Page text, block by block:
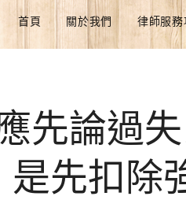
首頁 關於我們 律師服務
先論過
是先扣除